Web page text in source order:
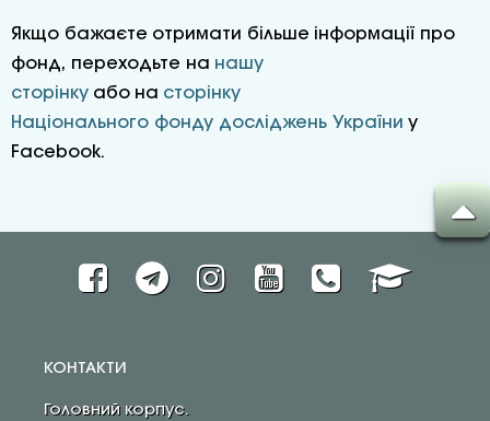
Якщо бажаєте отримати більше інформації про
фонд, переходьте на нашу
сторінку або на сторінку
Національного фонду досліджень України у
Facebook.
КОНТАКТИ
Головний корпус.